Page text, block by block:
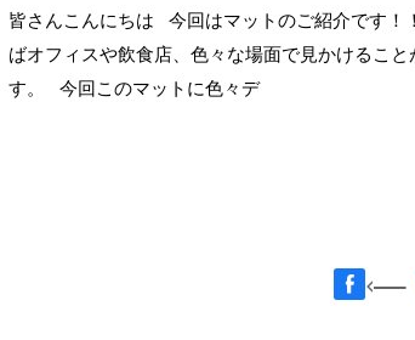
皆さんこんにちは 今回はマットのご紹介です！
ばオフィスや飲食店、色々な場面で見かけること
す。 今回このマットに色々デ